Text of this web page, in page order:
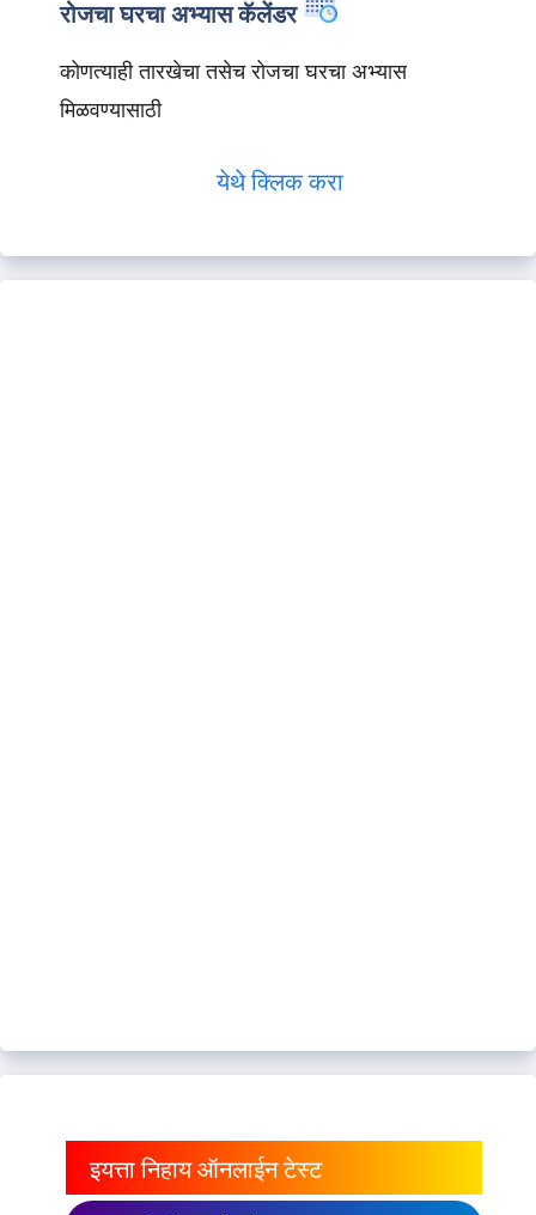
रोजचा घरचा अभ्यास कॅलेंडर
कोणत्याही तारखेचा तसेच रोजचा घरचा अभ्यास
मिळवण्यासाठी
येथे क्लिक करा
इयत्ता निहाय ऑनलाईन टेस्ट